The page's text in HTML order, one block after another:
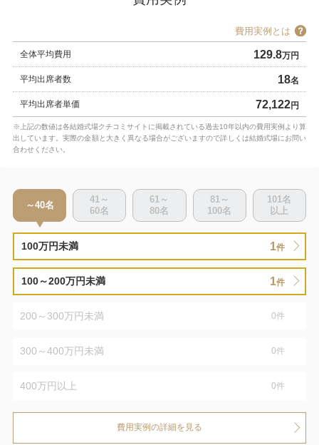
費用実例とは
全体平均費用 129.8万円
平均出席者数 18名
平均出席者単価 72,122円
※上記の数値は各結婚式場クチコミサイトに掲載されている過去10年以内の費用実例より算
出しています。実際の金額と大きく異なる場合がございますので詳しくは結婚式場にお問い
合わせください。
～40名
41～
60名
61～
80名
81～
100名
101 名
以上
100万円未満 1件
100～200万円未満 1件
200～300万円未満 0件
300～400万円未満 0件
400万円以上 0件
費用実例の詳細を見る